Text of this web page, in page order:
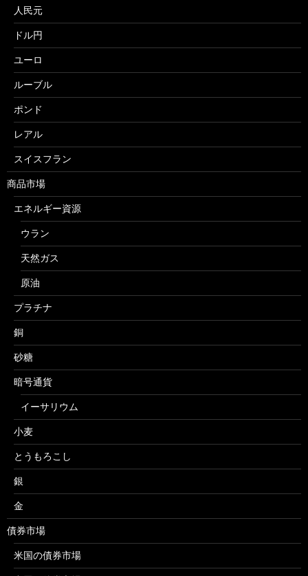
人民元
ドル円
ユーロ
ルーブル
ポンド
レアル
スイスフラン
商品市場
エネルギー資源
ウラン
天然ガス
原油
プラチナ
銅
砂糖
暗号通貨
イーサリウム
小麦
とうもろこし
銀
金
債券市場
米国の債券市場